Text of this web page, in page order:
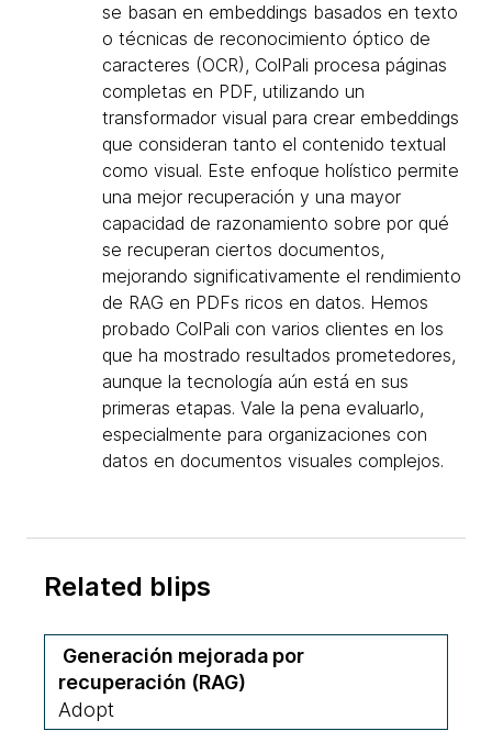
se basan en embeddings basados en texto
o técnicas de reconocimiento óptico de
caracteres (OCR), ColPali procesa páginas
completas en PDF, utilizando un
transformador visual para crear embeddings
que consideran tanto el contenido textual
como visual. Este enfoque holístico permite
una mejor recuperación y una mayor
capacidad de razonamiento sobre por qué
se recuperan ciertos documentos,
mejorando significativamente el rendimiento
de RAG en PDFs ricos en datos. Hemos
probado ColPali con varios clientes en los
que ha mostrado resultados prometedores,
aunque la tecnología aún está en sus
primeras etapas. Vale la pena evaluarlo,
especialmente para organizaciones con
datos en documentos visuales complejos.
Related blips
Generación mejorada por
recuperación (RAG)
Adopt